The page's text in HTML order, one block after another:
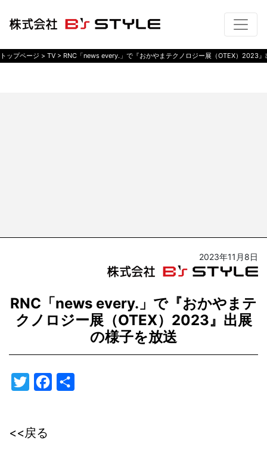
トップページ > TV > RNC「news every.」で『おかやまテクノロジー展（OTEX）2023
2023年11月8日
RNC「news every.」で『おかやまテ
クノロジー展（OTEX）2023』出展
の様子を放送
TwitterFacebook
<<戻る